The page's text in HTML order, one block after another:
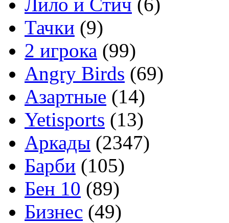
Тачки (9)
2 игрока (99)
Angry Birds (69)
Азартные (14)
Yetisports (13)
Аркады (2347)
Барби (105)
Бен 10 (89)
Бизнес (49)